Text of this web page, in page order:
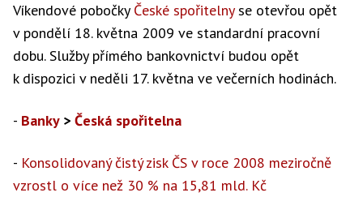
Víkendové pobočky České spořitelnyse otevřou opět
v pondělí 18. května 2009 ve standardní pracovní
dobu. Služby přímého bankovnictví budou opět
k dispozici v neděli 17. května ve večerních hodinách.
- Banky> Česká spořitelna
- Konsolidovaný čistý zisk ČS v roce 2008 meziročně
vzrostl o více než 30 % na 15,81 mld. Kč